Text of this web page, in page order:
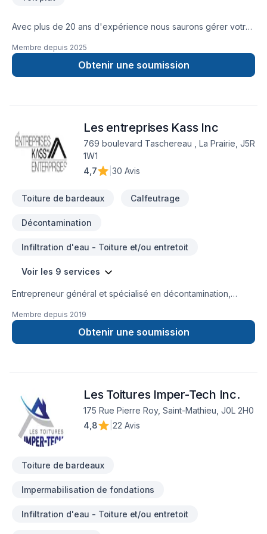
Avec plus de 20 ans d'expérience nous saurons gérer votre
réaliserons un travail de qualité à prix compétitif.Nous
sommes la référence!!
Membre depuis 2025
Obtenir une soumission
Les entreprises Kass Inc
769 boulevard Taschereau , La Prairie, J5R
1W1
4,7
30 Avis
Toiture de bardeaux Calfeutrage
Décontamination
Infiltration d'eau - Toiture et/ou entretoit
Voir les 9 services
Entrepreneur général et spécialisé en décontamination,
grenier, calfeutrage des portes et fenêtres et réfections de
toiture de bardeau.
Membre depuis 2019
Obtenir une soumission
Les Toitures Imper-Tech Inc.
175 Rue Pierre Roy, Saint-Mathieu, J0L 2H0
4,8
22 Avis
Toiture de bardeaux
Impermabilisation de fondations
Infiltration d'eau - Toiture et/ou entretoit